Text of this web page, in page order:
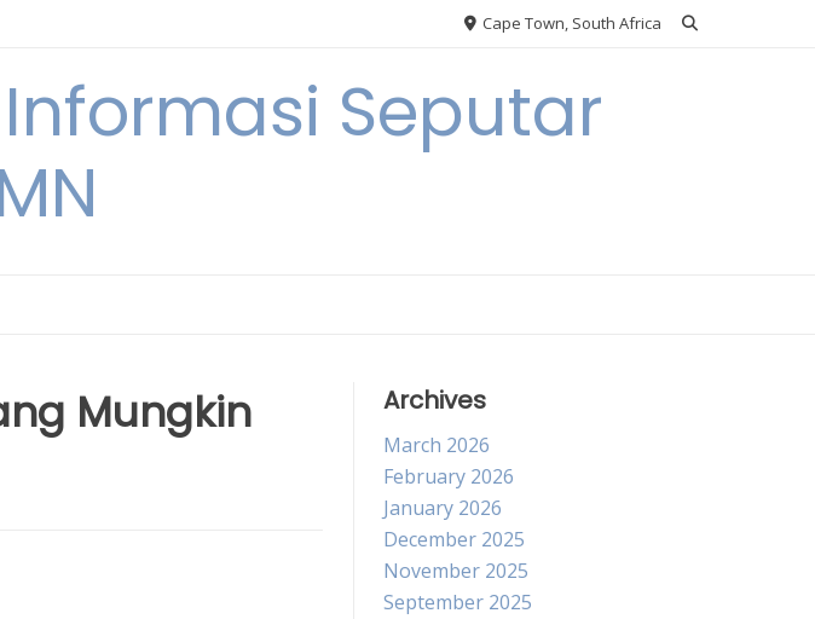
Cape Town, South Africa
Informasi Seputar
Mungkin
Archives
March 2026
February 2026
January 2026
December 2025
November 2025
September 2025